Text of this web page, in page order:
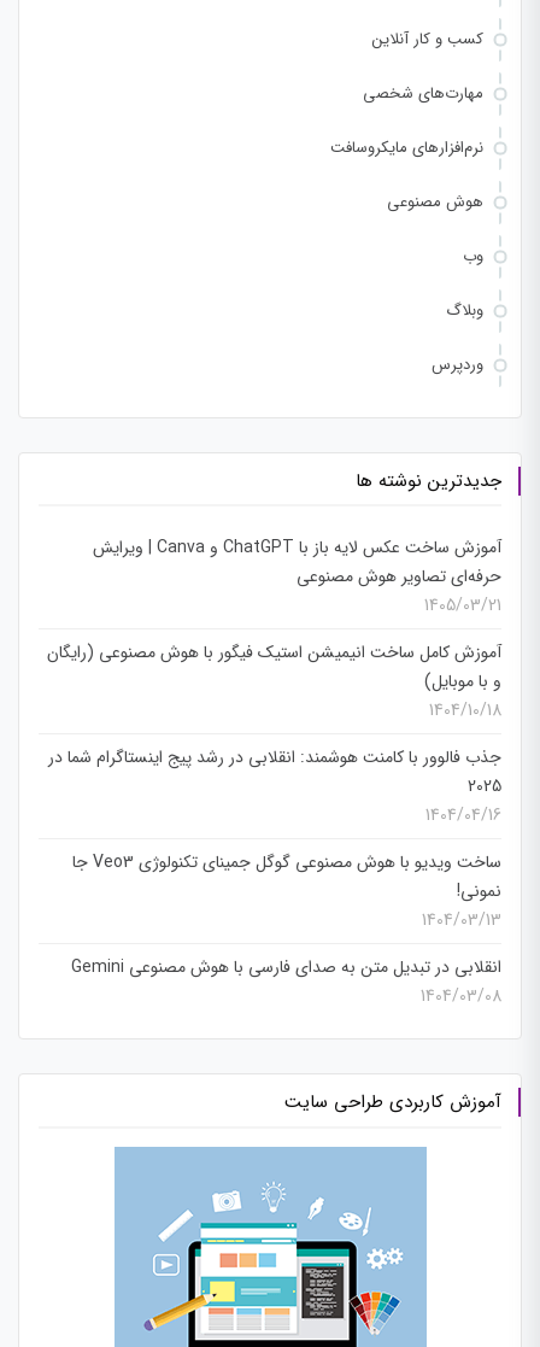
کسب و کار آنلاین
مهارت‌های شخصی
نرم‌افزارهای مایکروسافت
هوش مصنوعی
وب
وبلاگ
وردپرس
جدیدترین نوشته ها
آموزش ساخت عکس لایه باز با ChatGPT و Canva | ویرایش
حرفه‌ای تصاویر هوش مصنوعی
1405/03/21
آموزش کامل ساخت انیمیشن استیک فیگور با هوش مصنوعی (رایگان
و با موبایل)
1404/10/18
جذب فالوور با کامنت هوشمند: انقلابی در رشد پیج اینستاگرام شما در
2025
1404/04/16
ساخت ویدیو با هوش مصنوعی گوگل جمینای تکنولوژی Veo3 جا
نمونی!
1404/03/13
انقلابی در تبدیل متن به صدای فارسی با هوش مصنوعی Gemini
1404/03/08
آموزش کاربردی طراحی سایت